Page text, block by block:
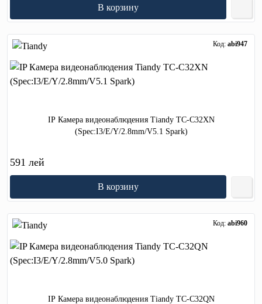
В корзину
Код: abi947
IP Камера видеонаблюдения Tiandy TC-C32XN
(Spec:I3/E/Y/2.8mm/V5.1 Spark)
591 лей
В корзину
Код: abi960
IP Камера видеонаблюдения Tiandy TC-C32QN